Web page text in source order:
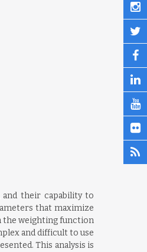
their capability to
that maximize
the weighting function
and difficult to use
This analysis is